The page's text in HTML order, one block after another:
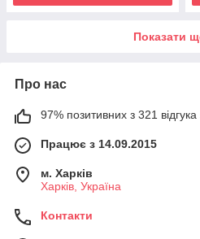
Показати
Про нас
97% позитивних з 321 відгука
Працює з 14.09.2015
м. Харків
Харків, Україна
Контакти